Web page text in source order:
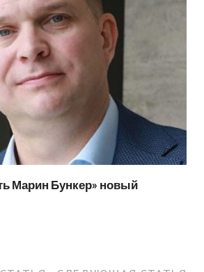
Марин Бункер» новый